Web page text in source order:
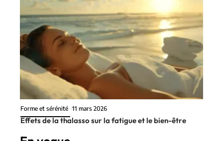
Forme et sérénité 11 mars 2026
Effets de la thalasso sur la fatigue et le bien-être